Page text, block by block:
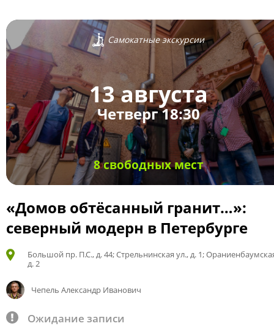
Самокатные экскурсии
13 августа
Четверг 18:30
8 свободных мест
«Домов обтёсанный гранит…»:
северный модерн в Петербурге
Большой пр. П.С., д. 44; Стрельнинская ул., д. 1;
д. 2
Чепель Александр Иванович
Ожидание записи